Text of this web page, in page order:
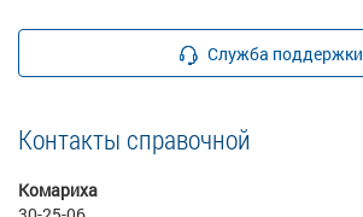
Служба поддержки
Контакты справочной
Комариха